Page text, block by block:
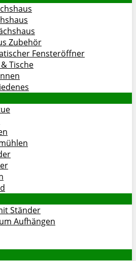
Zubehör
Fensteröffner
Tische
Ständer
Aufhängen